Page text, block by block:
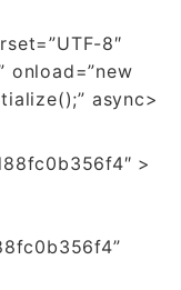
8″
onload=”new
async>
>